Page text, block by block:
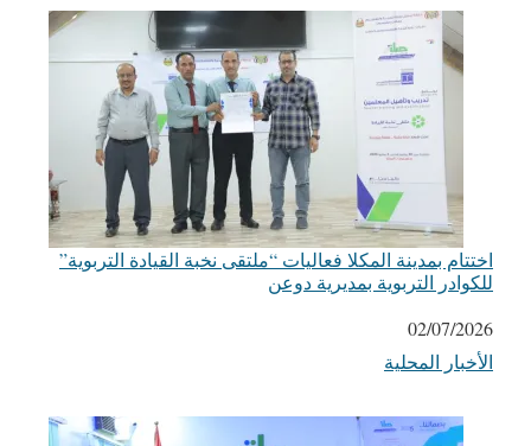
اختتام بمدينة المكلا فعاليات “ملتقى نخبة القيادة التربوية”
للكوادر التربوية بمديرية دوعن
التاريخ
02/07/2026
في ما يتعلق بما يأتي
الأخبار المحلية